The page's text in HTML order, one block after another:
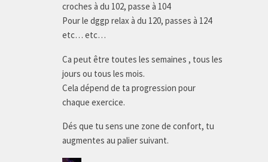
croches à du 102, passe à 104
Pour le dggp relax à du 120, passes à 124
etc… etc…
Ca peut être toutes les semaines , tous les
jours ou tous les mois.
Cela dépend de ta progression pour
chaque exercice.
Dés que tu sens une zone de confort, tu
augmentes au palier suivant.